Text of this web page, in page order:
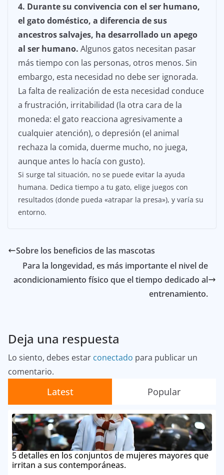
4. Durante su convivencia con el ser humano,
el gato doméstico, a diferencia de sus
ancestros salvajes, ha desarrollado un apego
al ser humano. Algunos gatos necesitan pasar
más tiempo con las personas, otros menos. Sin
embargo, esta necesidad no debe ser ignorada.
La falta de realización de esta necesidad conduce
a frustración, irritabilidad (la otra cara de la
moneda: el gato reacciona agresivamente a
cualquier atención), o depresión (el animal
rechaza la comida, duerme mucho, no juega,
aunque antes lo hacía con gusto).
Si surge tal situación, no se puede evitar la ayuda
humana. Dedica tiempo a tu gato, elige juegos con
resultados (donde pueda «atrapar la presa»), y varía su
entorno.
Sobre los beneficios de las mascotas
Para la longevidad, es más importante el nivel de
acondicionamiento físico que el tiempo dedicado al
entrenamiento.
Deja una respuesta
Lo siento, debes estar conectado para publicar un
comentario.
Latest Popular
5 detalles en los conjuntos de mujeres mayores que
irritan a sus contemporáneas.